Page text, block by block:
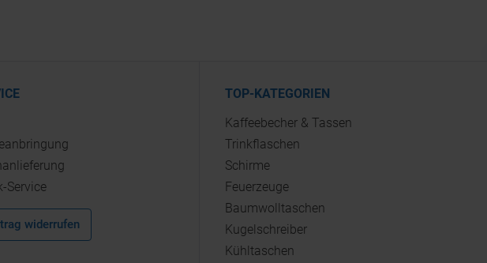
Service
widerrufen
TOP-KATEGORIEN
Kaffeebecher & Tassen
Trinkflaschen
Schirme
Feuerzeuge
Baumwolltaschen
Kugelschreiber
Kühltaschen